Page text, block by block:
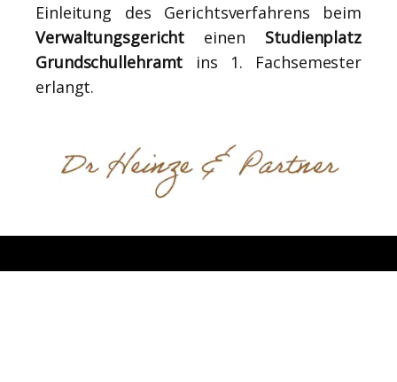
Einleitung des Gerichtsverfahrens beim
Verwaltungsgericht einen Studienplatz
Grundschullehramt ins 1. Fachsemester
erlangt.